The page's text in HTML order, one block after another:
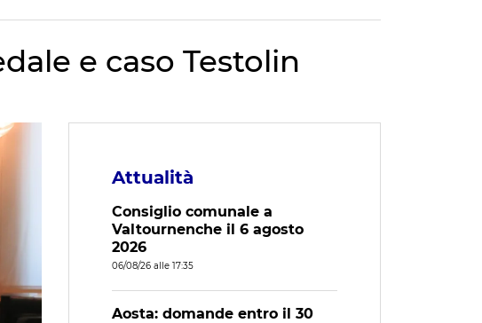
e caso Testolin
Attualità
Consiglio comunale a
Valtournenche il 6 agosto
2026
06/08/26 alle 17:35
Aosta: domande entro il 30